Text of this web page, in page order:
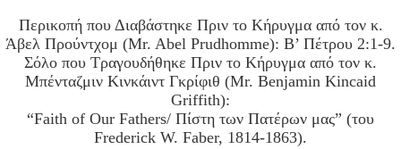
Περικοπή που Διαβάστηκε Πριν το Κήρυγμα από τον κ.
Άβελ Προύντχομ (Mr. Abel Prudhomme): Β’ Πέτρου 2:1-9.
Σόλο που Τραγουδήθηκε Πριν το Κήρυγμα από τον κ.
Μπένταζμιν Κινκάιντ Γκρίφιθ (Mr. Benjamin Kincaid
Griffith):
“Faith of Our Fathers/ Πίστη των Πατέρων μας” (του
Frederick W. Faber, 1814-1863).